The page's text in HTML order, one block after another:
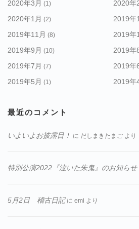
2020年3月 (1) 2020年
2020年1月 (2) 2019年
2019年11月 (8) 2019年
2019年9月 (10) 2019年
2019年7月 (7) 2019年
2019年5月 (1) 2019年
最近のコメント
いよいよお披露目！ に だしまきたまご より
特別公演2022『泣いた朱鬼』のお知らせ
5月2日 稽古日記に emi より